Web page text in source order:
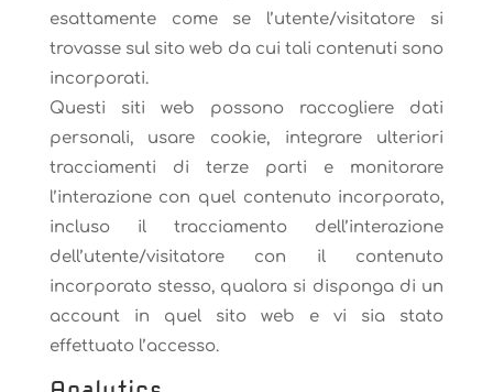
esattamente come se l’utente/visitatore si
trovasse sul sito web da cui tali contenuti sono
incorporati.
Questi siti web possono raccogliere dati
personali, usare cookie, integrare ulteriori
tracciamenti di terze parti e monitorare
l’interazione con quel contenuto incorporato,
incluso il tracciamento dell’interazione
dell’utente/visitatore con il contenuto
incorporato stesso, qualora si disponga di un
account in quel sito web e vi sia stato
effettuato l’accesso.